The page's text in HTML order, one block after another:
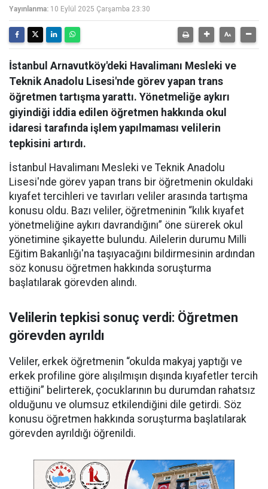
Yayınlanma: 10 Eylül 2025 Çarşamba 23:30
İstanbul Arnavutköy'deki Havalimanı Mesleki ve
Teknik Anadolu Lisesi'nde görev yapan trans
öğretmen tartışma yarattı. Yönetmeliğe aykırı
giyindiği iddia edilen öğretmen hakkında okul
idaresi tarafında işlem yapılmaması velilerin
tepkisini artırdı.
İstanbul Havalimanı Mesleki ve Teknik Anadolu
Lisesi'nde görev yapan trans bir öğretmenin okuldaki
kıyafet tercihleri ve tavırları veliler arasında tartışma
konusu oldu. Bazı veliler, öğretmeninin “kılık kıyafet
yönetmeliğine aykırı davrandığını” öne sürerek okul
yönetimine şikayette bulundu. Ailelerin durumu Milli
Eğitim Bakanlığı'na taşıyacağını bildirmesinin ardından
söz konusu öğretmen hakkında soruşturma
başlatılarak görevden alındı.
Velilerin tepkisi sonuç verdi: Öğretmen
görevden ayrıldı
Veliler, erkek öğretmenin “okulda makyaj yaptığı ve
erkek profiline göre alışılmışın dışında kıyafetler tercih
ettiğini” belirterek, çocuklarının bu durumdan rahatsız
olduğunu ve olumsuz etkilendiğini dile getirdi. Söz
konusu öğretmen hakkında soruşturma başlatılarak
görevden ayrıldığı öğrenildi.